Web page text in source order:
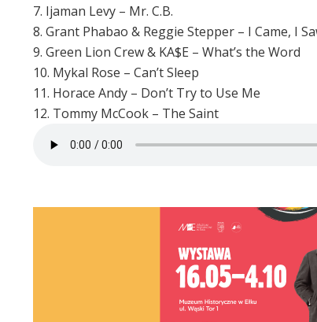
7. Ijaman Levy – Mr. C.B.
8. Grant Phabao & Reggie Stepper – I Came, I
9. Green Lion Crew & KA$E – What’s the Word
10. Mykal Rose – Can’t Sleep
11. Horace Andy – Don’t Try to Use Me
12. Tommy McCook – The Saint